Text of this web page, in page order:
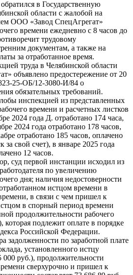
в Государственную
области с жалобой на
ООО «Завод СпецАгрегат»
времени ежедневно с 8 часов до
трудовому
документам, а также на
за отработанное время.
труда в Челябинской области
объявлено предостережение от 20
25-ОБ/12-3080-И/84 о
обязательных требований.
инспекцией из представленных
времени и расчетных листков
2024 года Д. отработано 174 часа,
2024 года отработано 178 часов,
отработано 185 часов, оплачено
за свой счет), в январе 2025 года
12 часов.
суд первой инстанции исходил из
по увеличению
дня; наличия недостоверности
истцом времени в
в связи с чем пришел к
в спорный период времени
продолжительности рабочего
которая подлежит оплате в порядке
Российской Федерации.
задолженности по заработной плате
установленного истцу
руб.), продолжительности
сверхурочно и пришел к